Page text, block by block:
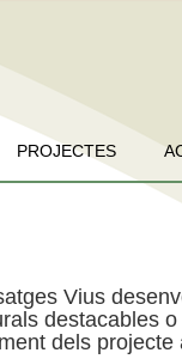
PROJECTES
Vius
destacables
dels projecte